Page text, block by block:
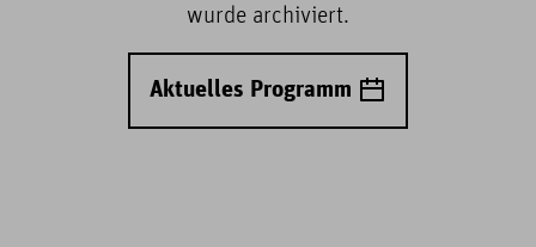
wurde archiviert.
Aktuelles Programm